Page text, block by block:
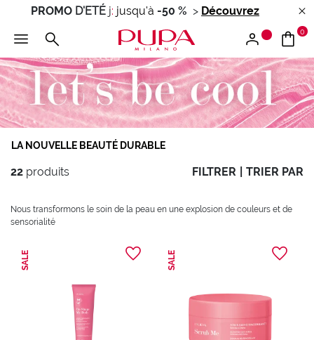
PROMO D'ETÉ j: jusqu'à -50 % > Découvrez
0
LA NOUVELLE BEAUTÉ DURABLE
22 produits FILTRER TRIER PAR
Nous transformons le soin de la peau en une explosion de couleurs et de
sensorialité
SALE SALE